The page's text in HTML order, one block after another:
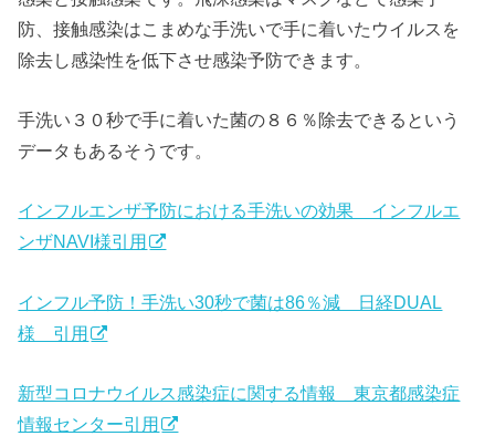
防、接触感染はこまめな手洗いで手に着いたウイルスを
除去し感染性を低下させ感染予防できます。
手洗い３０秒で手に着いた菌の８６％除去できるという
データもあるそうです。
インフルエンザ予防における手洗いの効果 インフルエ
ンザNAVI様引用
インフル予防！手洗い30秒で菌は86％減 日経DUAL
様 引用
新型コロナウイルス感染症に関する情報 東京都感染症
情報センター引用